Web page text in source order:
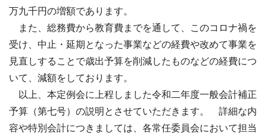
万九千円の増額であります。
また、総務費から教育費までを通して、このコロナ禍を
受け、中止・延期となった事業などの経費や改めて事業を
見直しすることで歳出予算を削減したものなどの経費につ
いて、減額をしております。
以上、本定例会に上程しました令和二年度一般会計補正
予算（第七号）の説明とさせていただきます。 詳細な内
容や特別会計につきましては、各常任委員会において担当